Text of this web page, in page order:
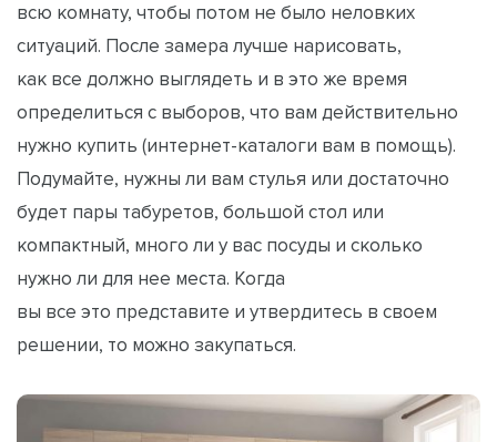
всю комнату, чтобы потом не было неловких
ситуаций. После замера лучше нарисовать,
как все должно выглядеть и в это же время
определиться с выборов, что вам действительно
нужно купить (интернет-каталоги вам в помощь).
Подумайте, нужны ли вам стулья или достаточно
будет пары табуретов, большой стол или
компактный, много ли у вас посуды и сколько
нужно ли для нее места. Когда
вы все это представите и утвердитесь в своем
решении, то можно закупаться.